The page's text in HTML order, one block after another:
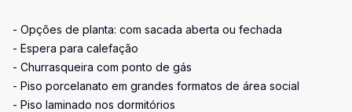
- Opções de planta: com sacada aberta ou fechada
- Espera para calefação
- Churrasqueira com ponto de gás
- Piso porcelanato em grandes formatos de área social
- Piso laminado nos dormitórios